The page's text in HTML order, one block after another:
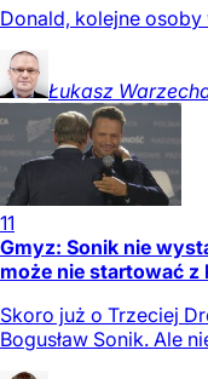
Donald, kolejne osoby
Łukasz
11
Gmyz: Sonik nie
może nie startować z
Skoro już o Trzeciej
Bogusław Sonik. Ale